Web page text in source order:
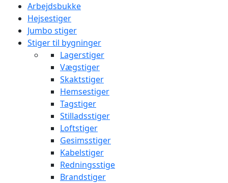
Arbejdsbukke
Hejsestiger
Jumbo stiger
Stiger til bygninger
Lagerstiger
Vægstiger
Skaktstiger
Hemsestiger
Tagstiger
Stilladsstiger
Loftstiger
Gesimsstiger
Kabelstiger
Redningsstige
Brandstiger